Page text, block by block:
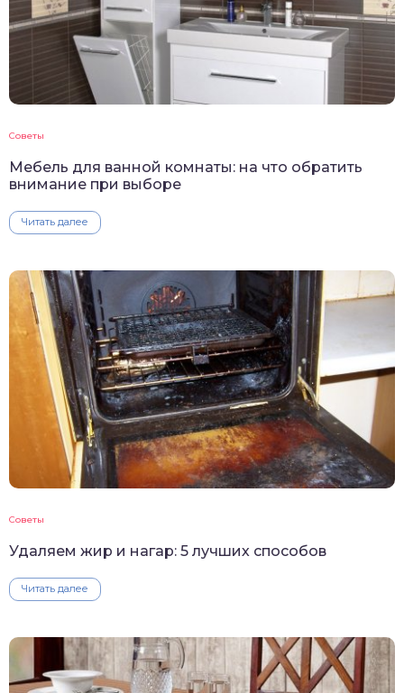
Советы
Мебель для ванной комнаты: на что обратить
внимание при выборе
Читать далее
Советы
Удаляем жир и нагар: 5 лучших способов
Читать далее